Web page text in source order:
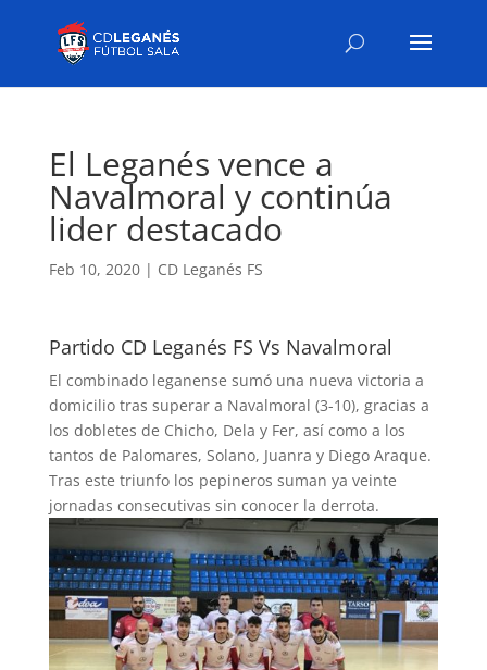
El Leganés vence a
Navalmoral y continúa
lider destacado
Feb 10, 2020| CD Leganés FS
Partido CD Leganés FS Vs Navalmoral
El combinado leganense sumó una nueva victoria a
domicilio tras superar a Navalmoral (3-10), gracias a
los dobletes de Chicho, Dela y Fer, así como a los
tantos de Palomares, Solano, Juanra y Diego Araque.
Tras este triunfo los pepineros suman ya veinte
jornadas consecutivas sin conocer la derrota.